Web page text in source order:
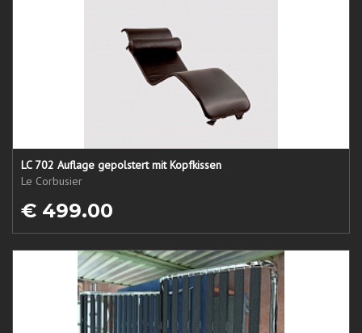
LC 702 Auflage gepolstert mit Kopfkissen
Le Corbusier
€ 499.00